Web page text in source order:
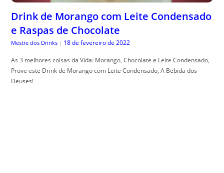
Drink de Morango com Leite Condensado
e Raspas de Chocolate
Mestre dos Drinks | 18 de fevereiro de 2022
As 3 melhores coisas da Vida: Morango, Chocolate e Leite Condensado,
Prove este Drink de Morango com Leite Condensado, A Bebida dos
Deuses!